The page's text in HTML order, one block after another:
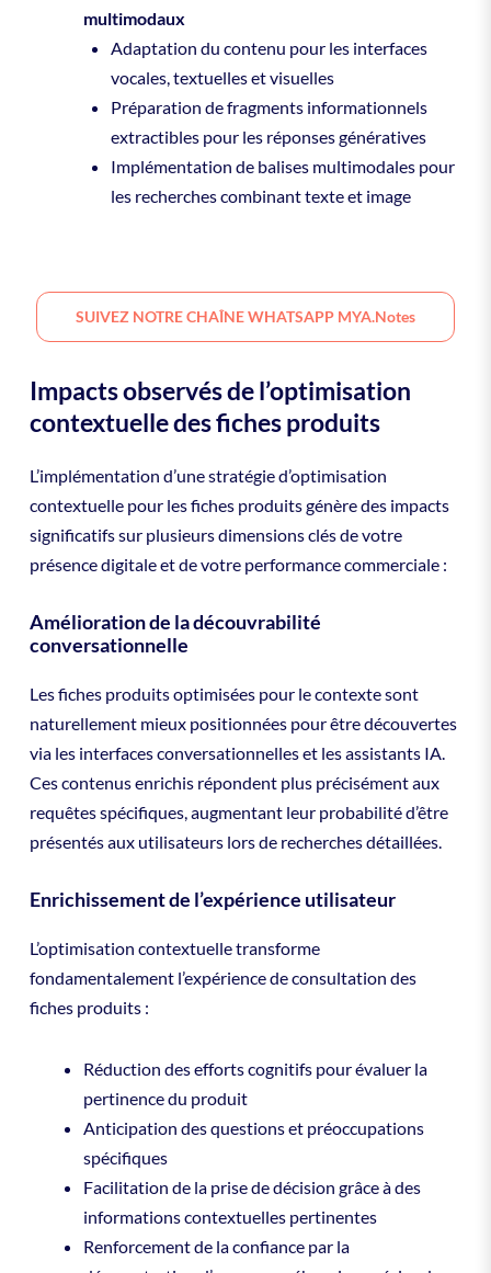
multimodaux
Adaptation du contenu pour les interfaces
vocales, textuelles et visuelles
Préparation de fragments informationnels
extractibles pour les réponses génératives
Implémentation de balises multimodales pour
les recherches combinant texte et image
SUIVEZ NOTRE CHAÎNE WHATSAPP MYA.notes
Impacts observés de l’optimisation
contextuelle des fiches produits
L’implémentation d’une stratégie d’optimisation
contextuelle pour les fiches produits génère des impacts
significatifs sur plusieurs dimensions clés de votre
présence digitale et de votre performance commerciale :
Amélioration de la découvrabilité
conversationnelle
Les fiches produits optimisées pour le contexte sont
naturellement mieux positionnées pour être découvertes
via les interfaces conversationnelles et les assistants IA.
Ces contenus enrichis répondent plus précisément aux
requêtes spécifiques, augmentant leur probabilité d’être
présentés aux utilisateurs lors de recherches détaillées.
Enrichissement de l’expérience utilisateur
L’optimisation contextuelle transforme
fondamentalement l’expérience de consultation des
fiches produits :
Réduction des efforts cognitifs pour évaluer la
pertinence du produit
Anticipation des questions et préoccupations
spécifiques
Facilitation de la prise de décision grâce à des
informations contextuelles pertinentes
Renforcement de la confiance par la